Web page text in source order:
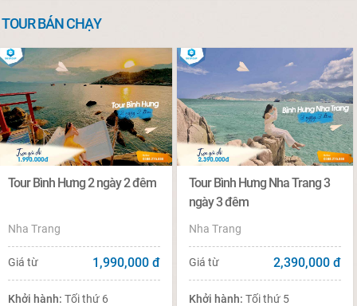
TOUR BÁN CHẠY
Tour Bình Hưng 2 ngày 2 đêm
Nha Trang
Giá từ 1,990,000 đ
Khởi hành:Tối thứ 6
Tour Bình Hưng Nha Trang 3
ngày 3 đêm
Nha Trang
Giá từ 2,390,000 đ
Khởi hành:Tối thứ 5